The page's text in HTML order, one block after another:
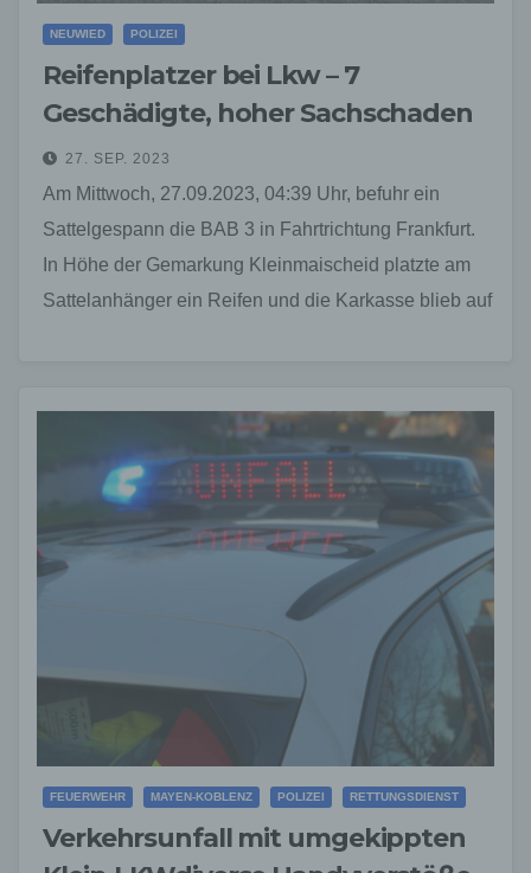
NEUWIED POLIZEI
Reifenplatzer bei Lkw – 7
Geschädigte, hoher Sachschaden
27. SEP. 2023
Am Mittwoch, 27.09.2023, 04:39 Uhr, befuhr ein
Sattelgespann die BAB 3 in Fahrtrichtung Frankfurt.
In Höhe der Gemarkung Kleinmaischeid platzte am
Sattelanhänger ein Reifen und die Karkasse blieb auf
FEUERWEHR MAYEN-KOBLENZ POLIZEI RETTUNGSDIENST
Verkehrsunfall mit umgekippten